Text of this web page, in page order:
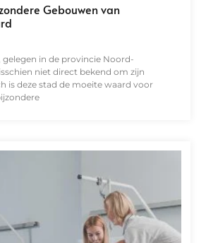
Gebouwen van
in de provincie Noord-
niet direct bekend om zijn
is deze stad de moeite waard voor